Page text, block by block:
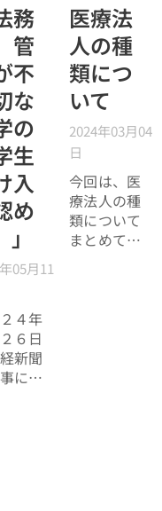
務
管
不
な
の
生
入
め
05月11
４年
６日
新聞
に
医療法
人の種
類につ
いて
2024年03月04
日
今回は、医
療法人の種
類について
まとめてみ